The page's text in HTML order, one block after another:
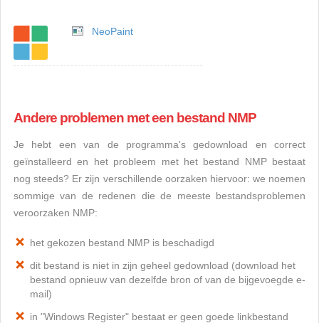
NeoPaint
Andere problemen met een bestand NMP
Je hebt een van de programma's gedownload en correct
geïnstalleerd en het probleem met het bestand NMP bestaat
nog steeds? Er zijn verschillende oorzaken hiervoor: we noemen
sommige van de redenen die de meeste bestandsproblemen
veroorzaken NMP:
het gekozen bestand NMP is beschadigd
dit bestand is niet in zijn geheel gedownload (download het
bestand opnieuw van dezelfde bron of van de bijgevoegde e-
mail)
in "Windows Register" bestaat er geen goede linkbestand